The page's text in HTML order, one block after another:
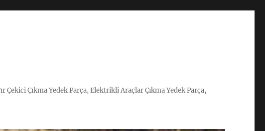
Çekici Çıkma Yedek Parça, Elektrikli Araçlar Çıkma Yedek Parça,